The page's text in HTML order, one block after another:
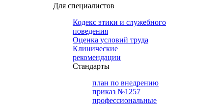
Для специалистов
Кодекс этики и служебного
поведения
Оценка условий труда
Клинические
рекомендации
Cтандарты
план по внедрению
приказ №1257
профессиональные